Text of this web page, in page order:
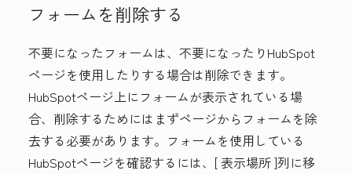
フォームを削除する
不要になったフォームは、不要になったりHubSpot
ページを使用したりする場合は削除できます。
HubSpotページ上にフォームが表示されている場
合、削除するためにはまずページからフォームを除
去する必要があります。フォームを使用している
HubSpotページを確認するには、[表示場所]列に移